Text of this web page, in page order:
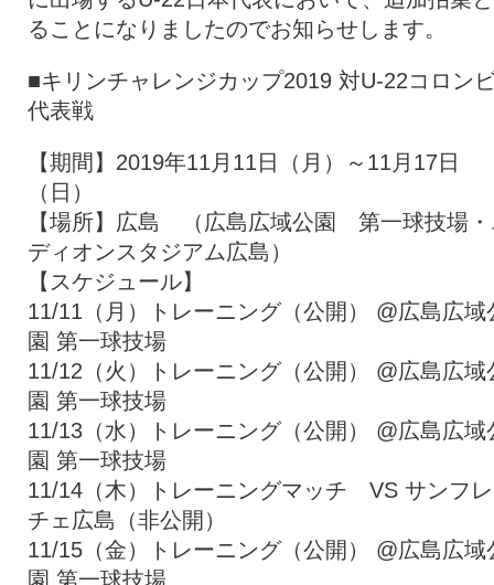
ることになりましたのでお知らせします。
■キリンチャレンジカップ2019 対U-22コロン
代表戦
【期間】2019年11月11日（月）～11月17日
（日）
【場所】広島 （広島広域公園 第一球技場
ディオンスタジアム広島）
【スケジュール】
11/11（月）トレーニング（公開） @広島広域
園 第一球技場
11/12（火）トレーニング（公開） @広島広域
園 第一球技場
11/13（水）トレーニング（公開） @広島広域
園 第一球技場
11/14（木）トレーニングマッチ VS サンフ
チェ広島（非公開）
11/15（金）トレーニング（公開） @広島広域
園 第一球技場